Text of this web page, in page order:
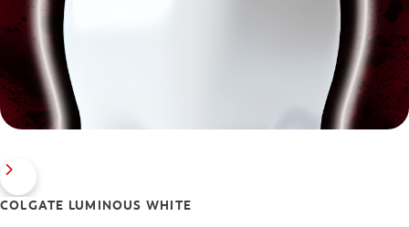
COLGATE LUMINOUS WHITE